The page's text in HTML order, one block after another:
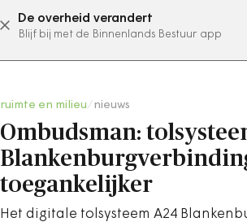
De overheid verandert
Blijf bij met de Binnenlands Bestuur app
abonneer nu
ruimte en milieu nieuws
Ombudsman:
toegankelijker
Het digitale tolsysteem A24